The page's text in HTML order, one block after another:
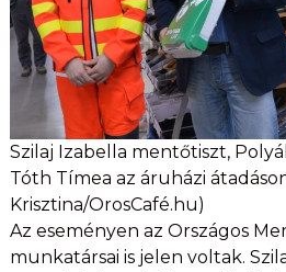
Szilaj Izabella mentőtiszt,
Tóth Tímea az áruházi
Krisztina/OrosCafé.hu)
Az eseményen az Országos
munkatársai is jelen voltak.